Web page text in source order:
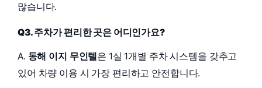
많습니다.
Q3. 주차가 편리한 곳은 어디인가요?
A. 동해 이지 무인텔은 1실 1개별 주차 시스템을 갖추고
있어 차량 이용 시 가장 편리하고 안전합니다.